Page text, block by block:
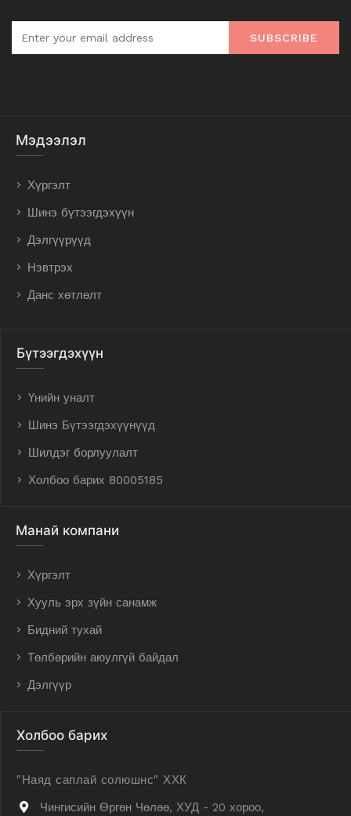
SUBSCRIBE
Мэдээлэл
Хүргэлт
Шинэ бүтээгдэхүүн
Дэлгүүрүүд
Нэвтрэх
Данс хөтлөлт
Бүтээгдэхүүн
Үнийн уналт
Шинэ Бүтээгдэхүүнүүд
Шилдэг борлуулалт
Холбоо барих 80005185
Манай компани
Хүргэлт
Хууль эрх зүйн санамж
Бидний тухай
Төлбөрийн аюулгүй байдал
Дэлгүүр
Холбоо барих
"Наяд саплай солюшнс" ХХК
Чингисийн Өргөн Чөлөө, ХУД - 20 хороо,